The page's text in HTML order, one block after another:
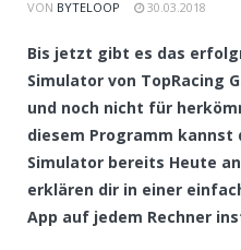
VON BYTELOOP 30.03.2018
Bis jetzt gibt es das
Simulator von TopRacing
und noch nicht für
diesem Programm kannst
Simulator bereits Heute
erklären dir in einer
App auf jedem Rechner